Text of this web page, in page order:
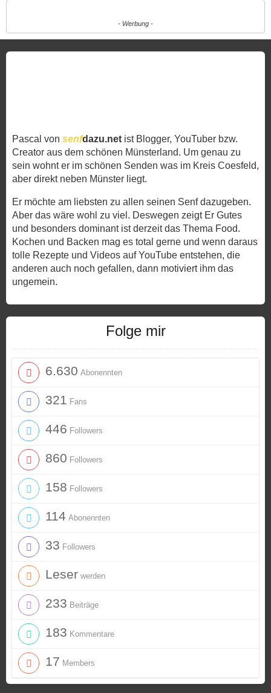
- Werbung -
Pascal von senfdazu.net ist Blogger, YouTuber bzw.
Creator aus dem schönen Münsterland. Um genau zu
sein wohnt er im schönen Senden was im Kreis Coesfeld,
aber direkt neben Münster liegt.
Er möchte am liebsten zu allen seinen Senf dazugeben.
Aber das wäre wohl zu viel. Deswegen zeigt Er Gutes
und besonders dominant ist derzeit das Thema Food.
Kochen und Backen mag es total gerne und wenn daraus
tolle Rezepte und Videos auf YouTube entstehen, die
anderen auch noch gefallen, dann motiviert ihm das
ungemein.
Folge mir
6.630 Abonennten
321 Fans
446 Followers
860 Followers
158 Followers
114 Abonennten
33 Followers
Leser werden
233 Beiträge
183 Kommentare
17 Members